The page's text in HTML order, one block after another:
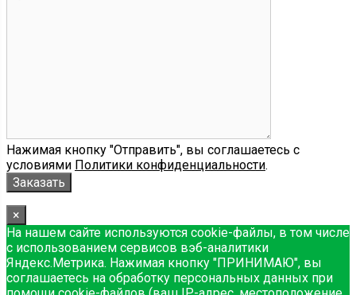
Нажимая кнопку "Отправить", вы соглашаетесь с
условиями Политики конфиденциальности.
×
На нашем сайте используются cookie-файлы, в том числе
с использованием сервисов вэб-аналитики
Яндекс.Метрика. Нажимая кнопку "ПРИНИМАЮ", вы
соглашаетесь на обработку персональных данных при